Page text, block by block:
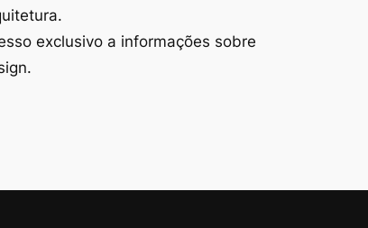
exclusivo a informações sobre